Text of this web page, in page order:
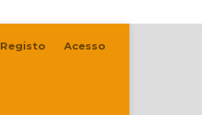
Registo Acesso